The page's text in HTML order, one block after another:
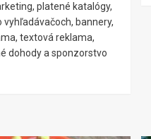
platené katalógy,
vyhľadávačoch, bannery,
textová reklama,
dohody a sponzorstvo